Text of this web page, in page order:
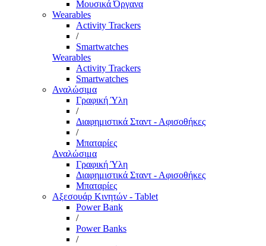
Μουσικά Όργανα
Wearables
Activity Trackers
/
Smartwatches
Wearables
Activity Trackers
Smartwatches
Αναλώσιμα
Γραφική Ύλη
/
Διαφημιστικά Σταντ - Αφισοθήκες
/
Μπαταρίες
Αναλώσιμα
Γραφική Ύλη
Διαφημιστικά Σταντ - Αφισοθήκες
Μπαταρίες
Αξεσουάρ Κινητών - Tablet
Power Bank
/
Power Banks
/